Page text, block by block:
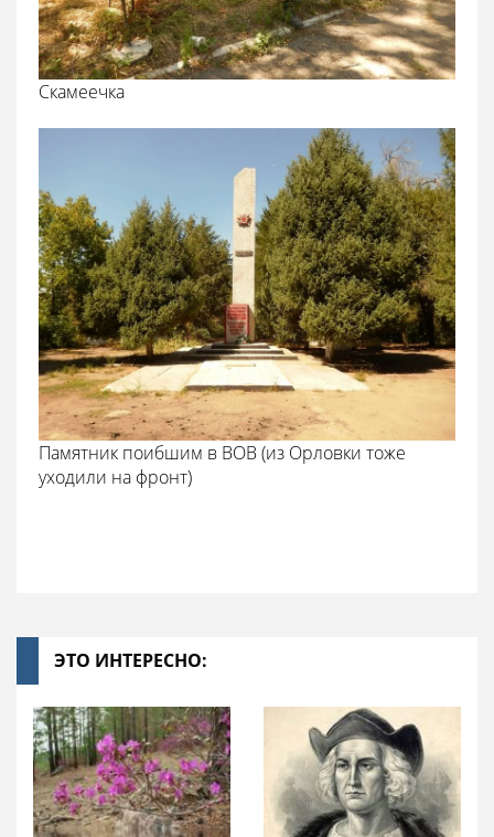
Скамеечка
Памятник поибшим в ВОВ (из Орловки тоже
уходили на фронт)
ЭТО ИНТЕРЕСНО: